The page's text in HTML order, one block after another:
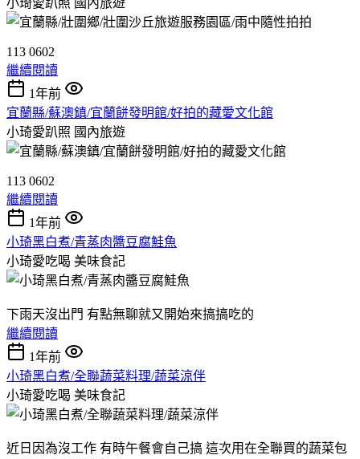
113 0602
繼續閱讀
1年前
宜蘭縣/蘇澳鎮/宜蘭餅發明館/好拍的藏愛文化館
小琦愛趴照 國內旅遊
113 0602
繼續閱讀
1年前
小琦黑白煮/青蒸肉醬豆腐鮭魚
小琦愛吃喝 美味食記
下雨天沒出門 有點無聊就又開始來搞搞吃的
繼續閱讀
1年前
小琦黑白煮/全聯蔬菜料理/蔬菜涼伴
小琦愛吃喝 美味食記
近日因為沒工作 有時午餐會自己搞 這次用在全聯買的蔬菜包